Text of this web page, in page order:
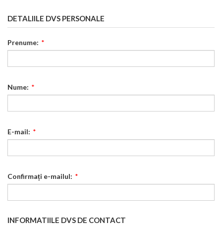
DETALIILE DVS PERSONALE
Prenume: *
Nume: *
E-mail: *
Confirmați e-mailul: *
INFORMATIILE DVS DE CONTACT